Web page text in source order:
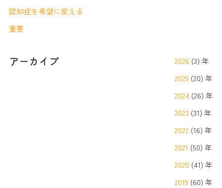
認知症を希望に変える
重要
アーカイブ 2026 (3) 年
2025 (20) 年
2024 (26) 年
2023 (31) 年
2022 (16) 年
2021 (50) 年
2020 (41) 年
2019 (60) 年